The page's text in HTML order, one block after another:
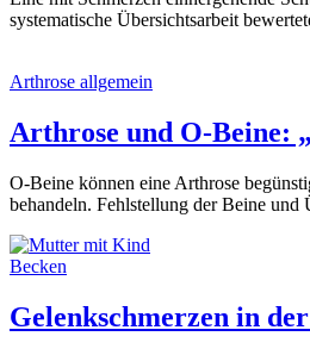
systematische Übersichtsarbeit
Arthrose allgemein
Arthrose und O-Beine:
O-Beine können eine Arthrose
behandeln. Fehlstellung der Beine
Becken
Gelenkschmerzen in